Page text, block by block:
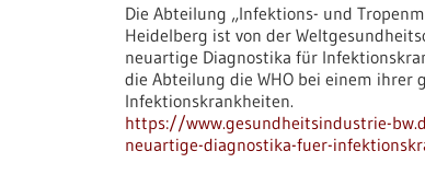
Die Abteilung „Infektions- und
Heidelberg ist von der
neuartige Diagnostika für
die Abteilung die WHO bei einem ihrer
Infektionskrankheiten.
https://www.gesundheitsindustrie-
neuartige-diagnostika-fuer-